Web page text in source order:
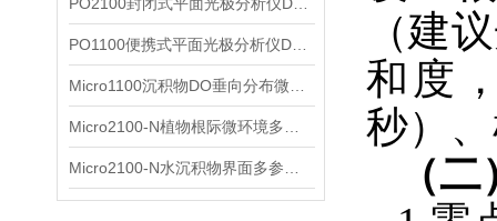
（建
和度
秒）
（